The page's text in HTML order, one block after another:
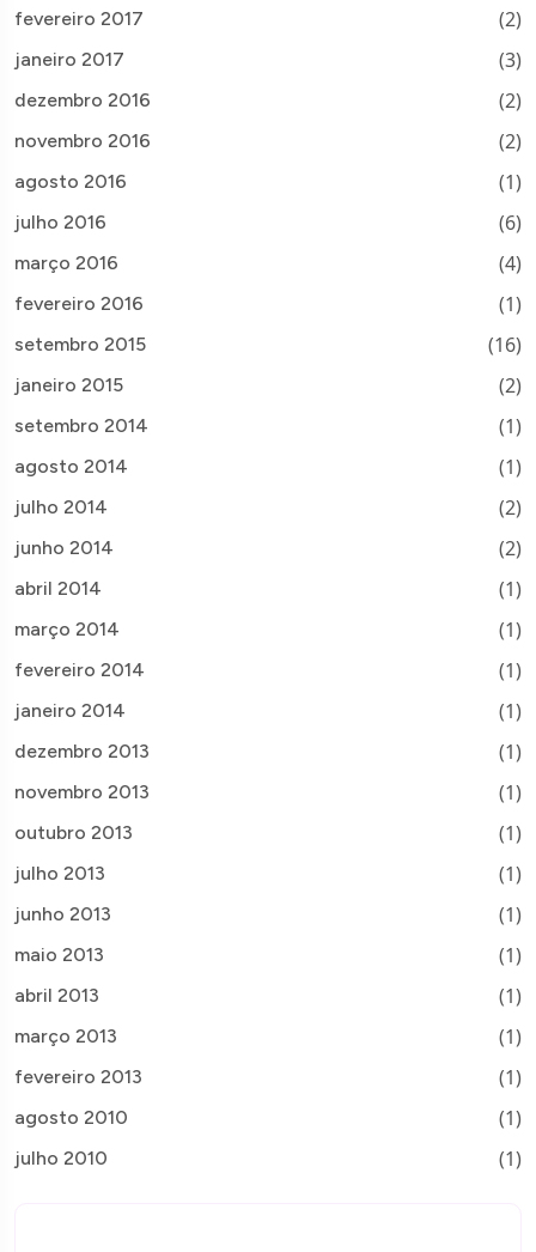
fevereiro 2017 (2)
janeiro 2017 (3)
dezembro 2016 (2)
novembro 2016 (2)
agosto 2016 (1)
julho 2016 (6)
março 2016 (4)
fevereiro 2016 (1)
setembro 2015 (16)
janeiro 2015 (2)
setembro 2014 (1)
agosto 2014 (1)
julho 2014 (2)
junho 2014 (2)
abril 2014 (1)
março 2014 (1)
fevereiro 2014 (1)
janeiro 2014 (1)
dezembro 2013 (1)
novembro 2013 (1)
outubro 2013 (1)
julho 2013 (1)
junho 2013 (1)
maio 2013 (1)
abril 2013 (1)
março 2013 (1)
fevereiro 2013 (1)
agosto 2010 (1)
julho 2010 (1)